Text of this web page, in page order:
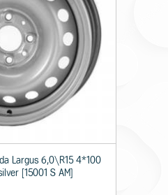
Largus 6,0\R15 4*100
[15001 S AM]